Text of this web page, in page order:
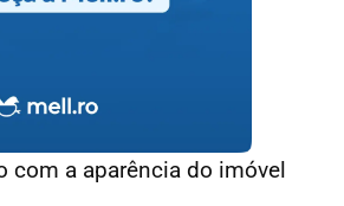
com a aparência do imóvel